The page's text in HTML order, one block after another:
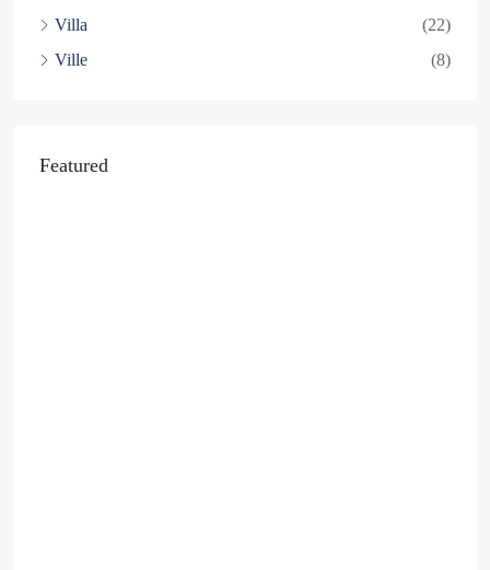
Villa
(22)
Ville
(8)
Featured